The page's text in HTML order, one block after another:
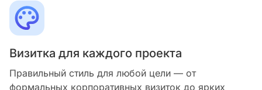
Визитка для каждого проекта
Правильный стиль для любой цели — от
формальных корпоративных визиток до ярких